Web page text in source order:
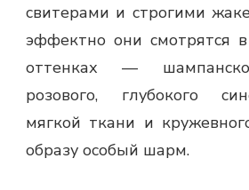
свитерами и строгими
эффектно они смотрятся
оттенках —
розового, глубокого
мягкой ткани и
образу особый шарм.